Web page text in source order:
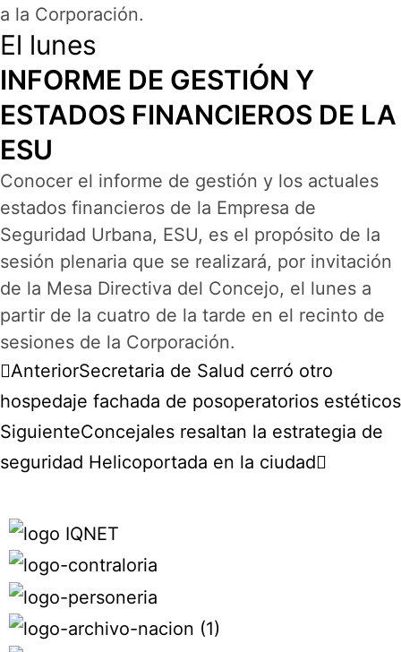
a la Corporación.
El lunes
INFORME DE GESTIÓN Y
ESTADOS FINANCIEROS DE LA
ESU
Conocer el informe de gestión y los actuales
estados financieros de la Empresa de
Seguridad Urbana, ESU, es el propósito de la
sesión plenaria que se realizará, por invitación
de la Mesa Directiva del Concejo, el lunes a
partir de la cuatro de la tarde en el recinto de
sesiones de la Corporación.
AnteriorSecretaria de Salud cerró otro
hospedaje fachada de posoperatorios estéticos
SiguienteConcejales resaltan la estrategia de
seguridad Helicoportada en la ciudad